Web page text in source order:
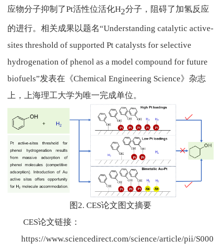
应物分子抑制了Pt活性位活化H2分子，阻碍了加氢反应
的进行。相关成果以题名“Understanding catalytic active-
sites threshold of supported Pt catalysts for selective
hydrogenation of phenol as a model compound for future
biofuels”发表在《Chemical Engineering Science》杂志
上，上海理工大学为唯一完成单位。
图 2. CES论文图文摘要
CES论文链接：
https://www.sciencedirect.com/science/article/pii/